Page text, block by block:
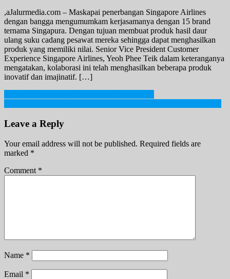
,aJalurmedia.com – Maskapai penerbangan Singapore Airlines
dengan bangga mengumumkam kerjasamanya dengan 15 brand
ternama Singapura. Dengan tujuan membuat produk hasil daur
ulang suku cadang pesawat mereka sehingga dapat menghasilkan
produk yang memiliki nilai. Senior Vice President Customer
Experience Singapore Airlines, Yeoh Phee Teik dalam keteranganya
mengatakan, kolaborasi ini telah menghasilkan beberapa produk
inovatif dan imajinatif. […]
Post
navigation
Leave a Reply
Your email address will not be published. Required fields are
marked *
Comment *
Name *
Email *